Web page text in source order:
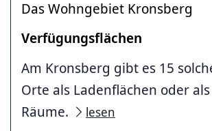
Das Wohngebiet Kronsberg
Verfügungsflächen
Am Kronsberg gibt es 15
Orte als Ladenflächen oder
Räume.
lesen